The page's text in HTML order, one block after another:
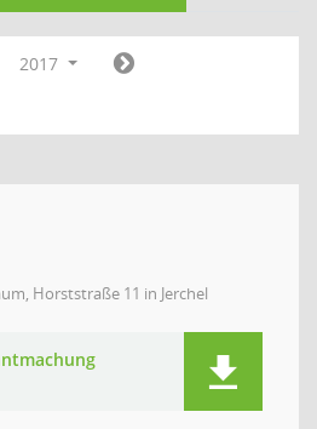
2017
Horststraße 11 in Jerchel